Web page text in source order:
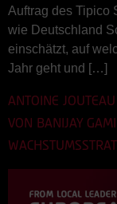
Auftrag des Tipico
wie Deutschland
einschätzt, auf
Jahr geht und […]
ANTOINE
VON BANIJAY